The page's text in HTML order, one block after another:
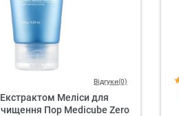
Відгуки(0)
Меліси для
Пор Medicube Zero